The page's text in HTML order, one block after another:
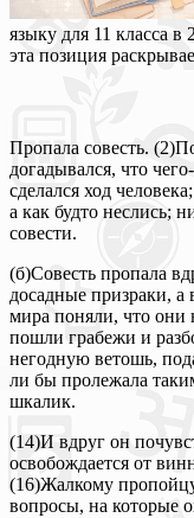
языку для 11 класса
эта позиция
Пропала совесть.
догадывался, что
сделался ход
а как будто неслись;
совести.
(б)Совесть пропала
досадные призраки, а
мира поняли, что они
пошли грабежи и
негодную ветошь,
ли бы пролежала
шкалик.
(14)И вдруг он
освобождается от
(16)Жалкому
вопросы, на которые